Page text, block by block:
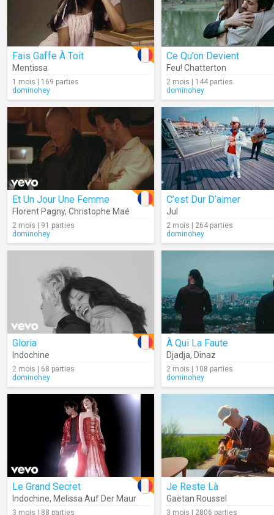
Fais Gaffe À Toit
Mentissa
1 mois | 169 parties
dominohey
Ce Qu’on Devient
Feu! Chatterton
2 mois | 144 parties
dominohey
Et Un Jour Une Femme
Florent Pagny, Christophe Maé
2 mois | 91 parties
dominohey
C’est Dur D’aimer
Jul
2 mois | 264 parties
dominohey
Gloria
Indochine
2 mois | 68 parties
dominohey
À Qui La Faute
Djadja, Dinaz
2 mois | 108 parties
dominohey
Le Grand Secret
Indochine, Melissa Auf Der Maur
3 mois | 88 parties
Je Reste Là
Gaëtan Roussel
3 mois | 2806 parties